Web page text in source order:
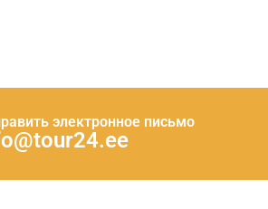
электронное письмо